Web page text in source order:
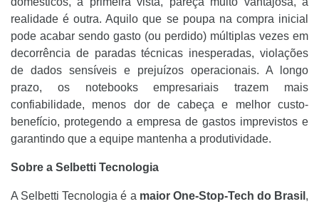
realidade é outra. Aquilo que se poupa na compra inicial
pode acabar sendo gasto (ou perdido) múltiplas vezes em
decorrência de paradas técnicas inesperadas, violações
de dados sensíveis e prejuízos operacionais. A longo
prazo, os notebooks empresariais trazem mais
confiabilidade, menos dor de cabeça e melhor custo-
benefício, protegendo a empresa de gastos imprevistos e
garantindo que a equipe mantenha a produtividade.
Sobre a Selbetti Tecnologia
A Selbetti Tecnologia é a maior One-Stop-Tech do Brasil ,